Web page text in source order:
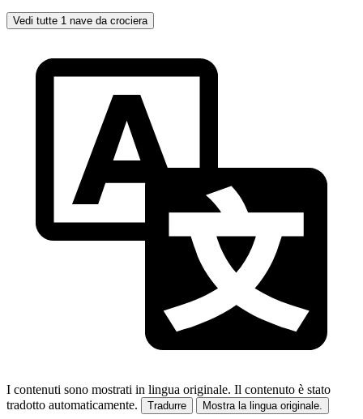
Vedi tutte 1 nave da crociera
I contenuti sono mostrati in lingua originale. Il contenuto è stato
tradotto automaticamente.
Tradurre Mostra la lingua originale.